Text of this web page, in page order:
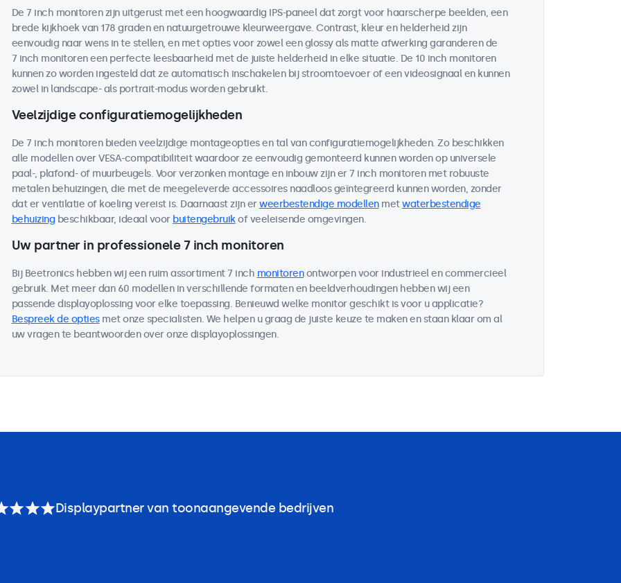
De 7 inch monitoren zijn uitgerust met een hoogwaardig IPS-paneel dat zorgt voor haarscherpe beelden, een
brede kijkhoek van 178 graden en natuurgetrouwe kleurweergave. Contrast, kleur en helderheid zijn
eenvoudig naar wens in te stellen, en met opties voor zowel een glossy als matte afwerking garanderen de
7 inch monitoren een perfecte leesbaarheid met de juiste helderheid in elke situatie. De 10 inch monitoren
kunnen zo worden ingesteld dat ze automatisch inschakelen bij stroomtoevoer of een videosignaal en kunnen
zowel in landscape- als portrait-modus worden gebruikt.
Veelzijdige configuratiemogelijkheden
De 7 inch monitoren bieden veelzijdige montageopties en tal van configuratiemogelijkheden. Zo beschikken
alle modellen over VESA-compatibiliteit waardoor ze eenvoudig gemonteerd kunnen worden op universele
paal-, plafond- of muurbeugels. Voor verzonken montage en inbouw zijn er 7 inch monitoren met robuuste
metalen behuizingen, die met de meegeleverde accessoires naadloos geïntegreerd kunnen worden, zonder
dat er ventilatie of koeling vereist is. Daarnaast zijn erweerbestendige modellenmetwaterbestendige
behuizing beschikbaar, ideaal voor buitengebruikof veeleisende omgevingen.
Uw partner in professionele 7 inch monitoren
Bij Beetronics hebben wij een ruim assortiment 7 inch monitorenontworpen voor industrieel en commercieel
gebruik. Met meer dan 60 modellen in verschillende formaten en beeldverhoudingen hebben wij een
passende displayoplossing voor elke toepassing. Benieuwd welke monitor geschikt is voor u applicatie?
Bespreek de optiesmet onze specialisten. We helpen u graag de juiste keuze te maken en staan klaar om al
uw vragen te beantwoorden over onze displayoplossingen.
Displaypartner van toonaangevende bedrijven